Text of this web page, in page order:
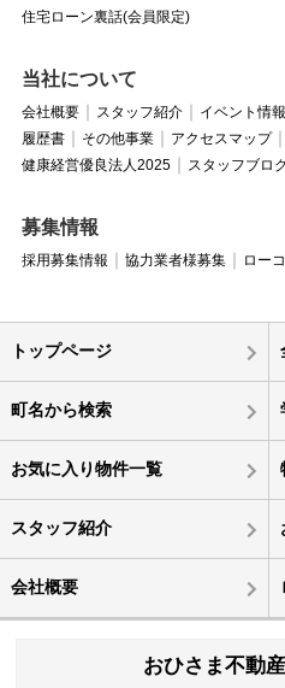
住宅ローン裏話(会員限定)
当社について
会社概要 スタッフ紹介 イベント情報
履歴書
その他事業 アクセスマップ
健康経営優良法人2025
スタッフブロ
募集情報
採用募集情報 協力業者様募集 ロー
トップページ
町名から検索
お気に入り物件一覧
スタッフ紹介
会社概要
おひさま不動